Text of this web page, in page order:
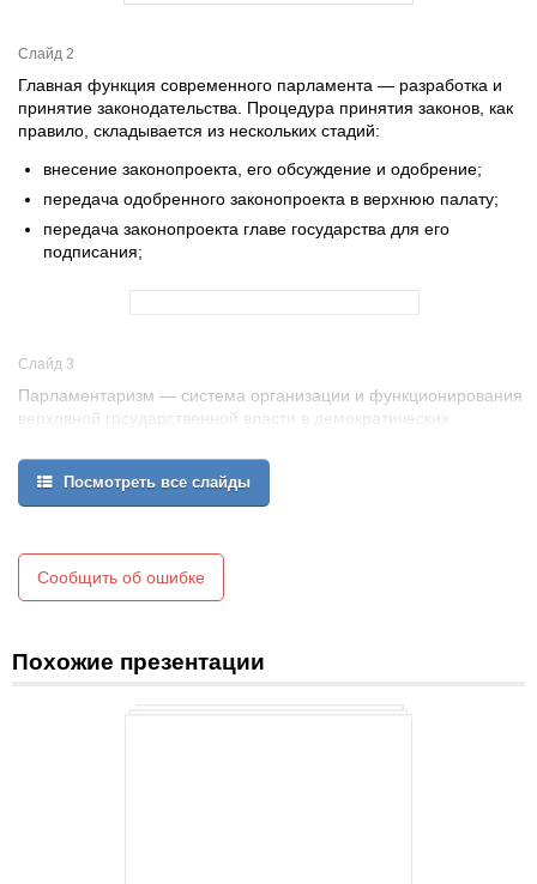
Слайд 2
Главная функция современного парламента — разработка и
принятие законодательства. Процедура принятия законов, как
правило, складывается из нескольких стадий:
внесение законопроекта, его обсуждение и одобрение;
передача одобренного законопроекта в верхнюю палату;
передача законопроекта главе государства для его
подписания;
Слайд 3
Парламентаризм — система организации и функционирования
верховной государственной власти в демократических
законодательной и исполнительной власти при ведущем
положении парламента.
Посмотреть все слайды
Сообщить об ошибке
Похожие презентации